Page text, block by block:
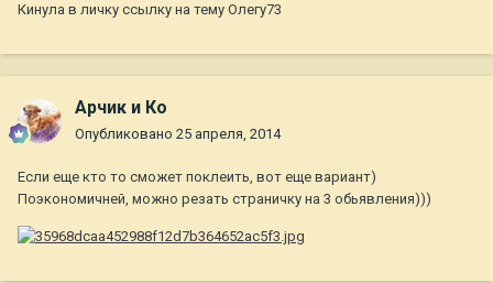
Кинула в личку ссылку на тему Олегу73
Арчик и Ко
Опубликовано 25 апреля, 2014
Если еще кто то сможет поклеить, вот еще вариант)
Поэкономичней, можно резать страничку на 3 обьявления)))